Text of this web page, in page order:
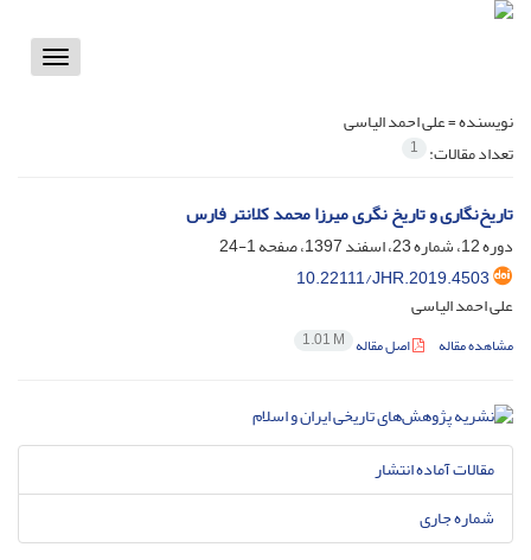
Toggle
نویسنده =علی احمد الیاسی
تعداد مقالات: 1
تاریخ‌نگاری و تاریخ نگری میرزا محمد کلانتر فارس
دوره 12، شماره 23، اسفند 1397، صفحه
1-24
10.22111/JHR.2019.4503
علی احمد الیاسی
مشاهده مقاله اصل مقاله 1.01 M
مقالات آماده انتشار
شماره جاری